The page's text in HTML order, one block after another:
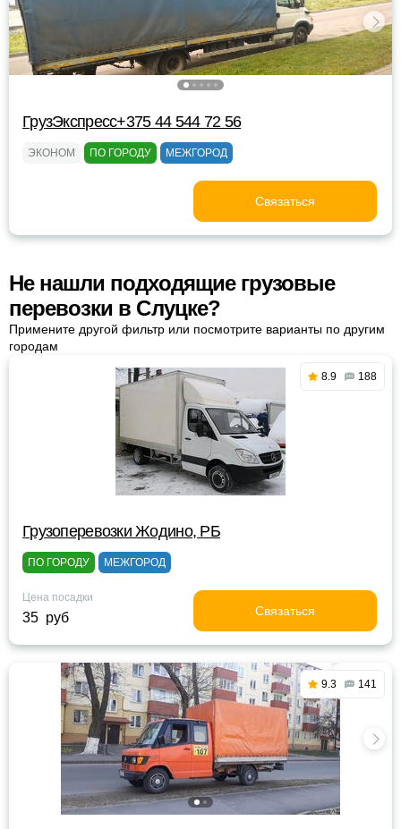
ГрузЭкспресс+375 44 544 72 56
ЭКОНОМ ПО ГОРОДУ МЕЖГОРОД
Связаться
Не нашли подходящие грузовые
перевозки в Слуцке?
Примените другой фильтр или посмотрите варианты по другим
городам
8.9 188
Грузоперевозки Жодино, РБ
ПО ГОРОДУ МЕЖГОРОД
Цена посадки
35 руб Связаться
9.3 141